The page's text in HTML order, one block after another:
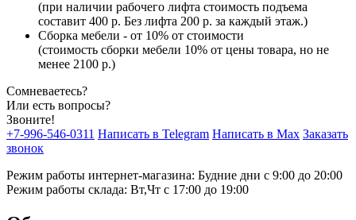
(при наличии рабочего лифта стоимость подъема
составит 400 р. Без лифта 200 р. за каждый этаж.)
Сборка мебели - от 10% от стоимости
(стоимость сборки мебели 10% от цены товара, но не
менее 2100 р.)
Сомневаетесь?
Или есть вопросы?
Звоните!
+7-996-546-0311 Написать в Telegram Написать в Max Заказать
звонок
Режим работы интернет-магазина: Будние дни с 9:00 до 20:00
Режим работы склада: Вт,Чт с 17:00 до 19:00